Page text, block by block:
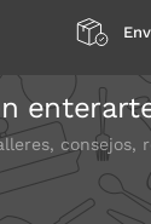
consejos,